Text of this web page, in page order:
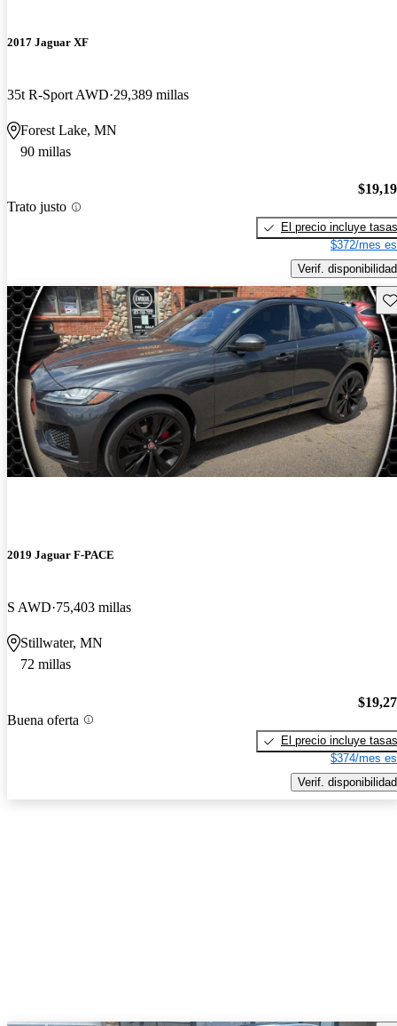
2017 Jaguar XF
35t R-Sport AWD 29,389 millas
Forest Lake, MN
90 millas
Trato justo
El precio incluye tasas
$372/mes
Verif. disponibilidad
2019 Jaguar F-PACE
S AWD 75,403 millas
Stillwater, MN
72 millas
Buena oferta
El precio incluye tasas
$374/mes
Verif. disponibilidad